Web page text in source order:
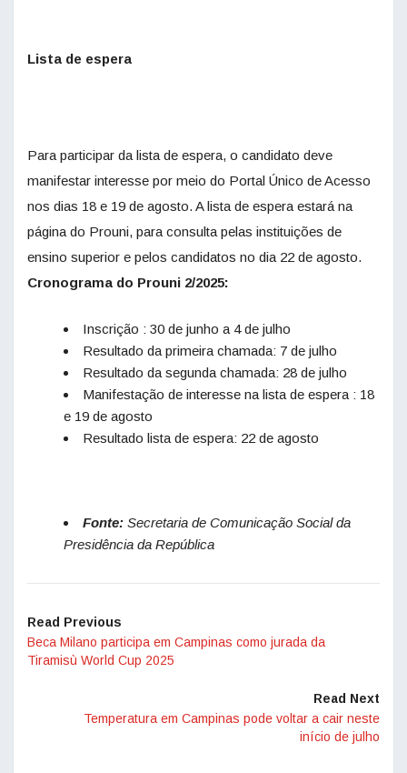
Lista de espera
Para participar da lista de espera, o candidato deve
manifestar interesse por meio do Portal Único de Acesso
nos dias 18 e 19 de agosto. A lista de espera estará na
página do Prouni, para consulta pelas instituições de
ensino superior e pelos candidatos no dia 22 de agosto.
Cronograma do Prouni 2/2025:
Inscrição : 30 de junho a 4 de julho
Resultado da primeira chamada: 7 de julho
Resultado da segunda chamada: 28 de julho
Manifestação de interesse na lista de espera : 18
e 19 de agosto
Resultado lista de espera: 22 de agosto
Fonte: Secretaria de Comunicação Social da
Presidência da República
Read Previous
Beca Milano participa em Campinas como jurada da
Tiramisù World Cup 2025
Read Next
Temperatura em Campinas pode voltar a cair neste
início de julho